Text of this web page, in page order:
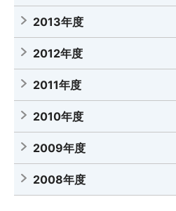
2013年度
2012年度
2011年度
2010年度
2009年度
2008年度